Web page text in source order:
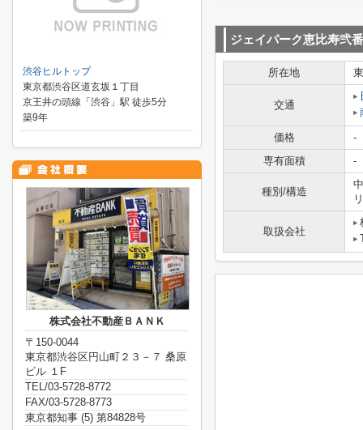
ジェイパーク恵比寿弐
所在地
交通
価格
-
専有面積
-
種別/構造
取扱会社
渋谷ヒルトップ
東京都渋谷区道玄坂１丁目
京王井の頭線「渋谷」駅 徒歩5分
築9年
株式会社不動産ＢＡＮＫ
〒150-0044
東京都渋谷区円山町２３－７ 桑原
ビル １F
TEL/03-5728-8772
FAX/03-5728-8773
東京都知事 (5) 第84828号